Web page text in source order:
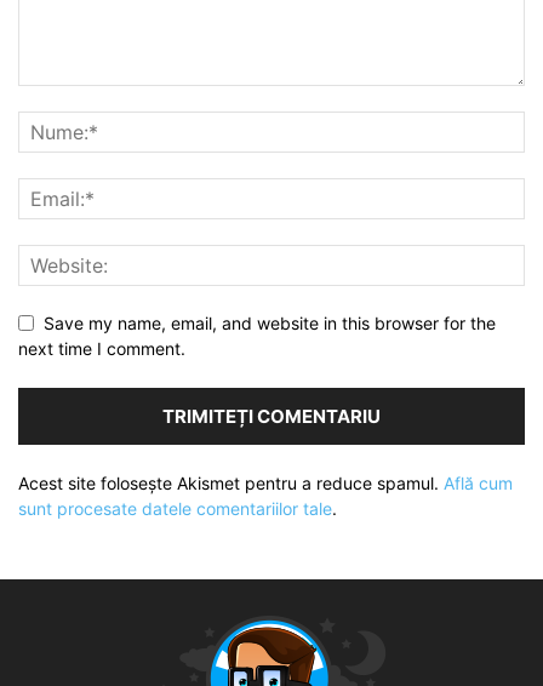
Save my name, email, and website in this browser for the
next time I comment.
Acest site folosește Akismet pentru a reduce spamul. Află cum
sunt procesate datele comentariilor tale.